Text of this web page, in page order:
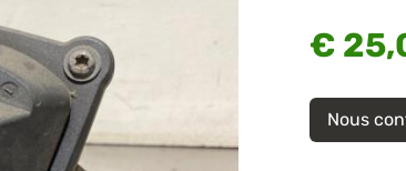
€
Nous